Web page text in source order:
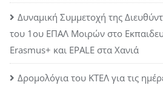
Δυναμική Συμμετοχή της
του 1ου ΕΠΑΛ Μοιρών στο
Erasmus+ και EPALE στα Χανιά
Δρομολόγια του ΚΤΕΛ για τις